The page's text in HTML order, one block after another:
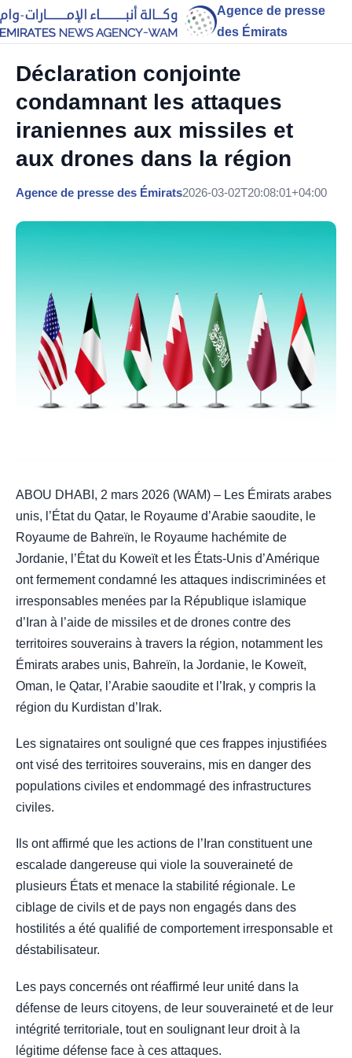
Agence de presse
des Émirats
Déclaration conjointe
condamnant les attaques
iraniennes aux missiles et
aux drones dans la région
Agence de presse des Émirats2026-03-02T20:08:01+04:00
ABOU DHABI, 2 mars 2026 (WAM) – Les Émirats arabes
unis, l’État du Qatar, le Royaume d’Arabie saoudite, le
Royaume de Bahreïn, le Royaume hachémite de
Jordanie, l’État du Koweït et les États-Unis d’Amérique
ont fermement condamné les attaques indiscriminées et
irresponsables menées par la République islamique
d’Iran à l’aide de missiles et de drones contre des
territoires souverains à travers la région, notamment les
Émirats arabes unis, Bahreïn, la Jordanie, le Koweït,
Oman, le Qatar, l’Arabie saoudite et l’Irak, y compris la
région du Kurdistan d’Irak.
Les signataires ont souligné que ces frappes injustifiées
ont visé des territoires souverains, mis en danger des
populations civiles et endommagé des infrastructures
civiles.
Ils ont affirmé que les actions de l’Iran constituent une
escalade dangereuse qui viole la souveraineté de
plusieurs États et menace la stabilité régionale. Le
ciblage de civils et de pays non engagés dans des
hostilités a été qualifié de comportement irresponsable et
déstabilisateur.
Les pays concernés ont réaffirmé leur unité dans la
défense de leurs citoyens, de leur souveraineté et de leur
intégrité territoriale, tout en soulignant leur droit à la
légitime défense face à ces attaques.